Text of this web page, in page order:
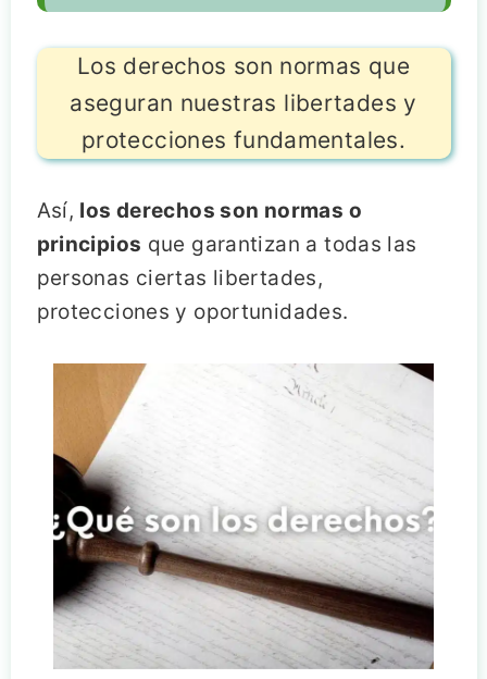
Los derechos son normas que
aseguran nuestras libertades y
protecciones fundamentales.
Así, los derechos son normas o
principios que garantizan a todas las
personas ciertas libertades,
protecciones y oportunidades.